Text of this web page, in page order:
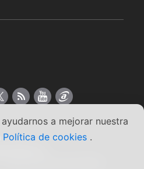
a mejorar nuestra
Política de cookies .
Inc.